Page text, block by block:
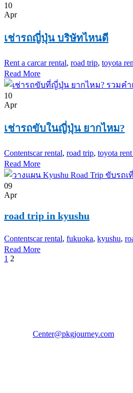
10
Apr
เช่ารถญี่ปุ่น บริษัทไหนดี
Rent a carcar rental, road trip, toyota
Read More
10
Apr
เช่ารถขับในญี่ปุ่น ยากไหม?
Contentscar rental, road trip, toyota rent
Read More
09
Apr
road trip in kyushu
Contentscar rental, fukuoka, kyushu,
Read More
1 2
Center@pkgjourney.com